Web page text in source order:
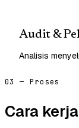
Audit &
Analisis
03 — Proses
Cara